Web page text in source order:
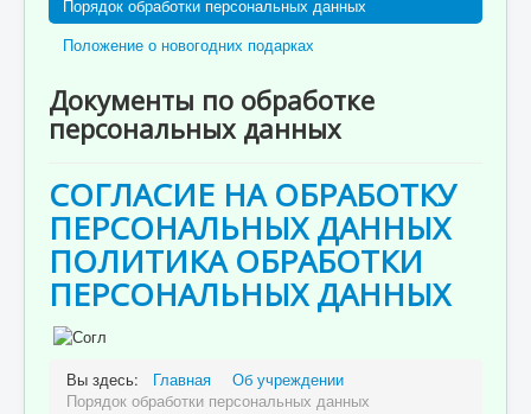
Связаться с нами
Контакты
Бессмертный полк
Порядок обработки персональных данных
Положение о новогодних подарках
Документы по обработке
персональных данных
СОГЛАСИЕ НА ОБРАБОТКУ
ПЕРСОНАЛЬНЫХ ДАННЫХ
ПОЛИТИКА ОБРАБОТКИ
ПЕРСОНАЛЬНЫХ ДАННЫХ
Вы здесь: Главная
Об учреждении
Порядок обработки персональных данных